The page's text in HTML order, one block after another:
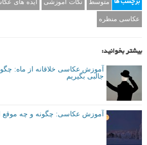
برچسب ها متوسط نکات آموزشی ایده های
عکاسی منظره
بیشتر بخوانید:
آموزش عکاسی خلاقانه از ماه:
جالبی بگیریم
آموزش عکاسی: چگونه و چه موقع